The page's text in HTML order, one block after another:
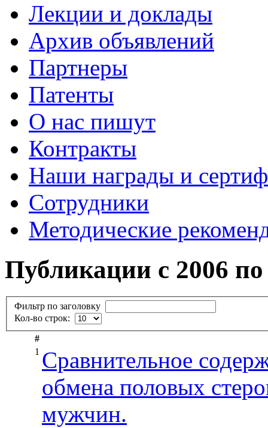
Лекции и доклады
Архив объявлений
Партнеры
Патенты
О нас пишут
Контракты
Наши награды и
Сотрудники
Методические
Публикации с 2006 по
Фильтр по заголовку
Кол-во строк:
#
1 Сравнительное
обмена половых
мужчин.